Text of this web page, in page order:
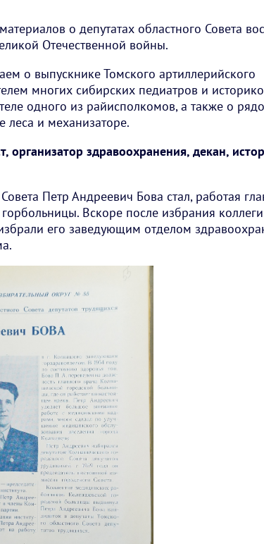
о депутатах областного Совета
Отечественной войны.
о выпускнике Томского артиллерийского
многих сибирских педиатров и
одного из райисполкомов, а также о
леса и механизаторе.
организатор здравоохранения, декан,
Петр Андреевич Бова стал, работая
Вскоре после избрания
его заведующим отделом